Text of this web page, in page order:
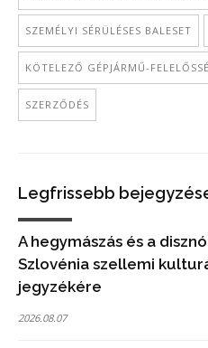
SZEMÉLYI SÉRÜLÉSES BALESET
KÖTELEZŐ GÉPJÁRMŰ-
SZERZŐDÉS
Legfrissebb
A hegymászás és a
Szlovénia szellemi
jegyzékére
2026.08.07